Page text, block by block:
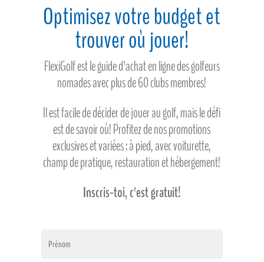
Optimisez votre budget et
trouver où jouer!
FlexiGolf est le guide d'achat en ligne des golfeurs
nomades avec plus de 60 clubs membres!
Il est facile de décider de jouer au golf, mais le défi
est de savoir où! Profitez de nos promotions
exclusives et variées : à pied, avec voiturette,
champ de pratique, restauration et hébergement!
Inscris-toi, c'est gratuit!